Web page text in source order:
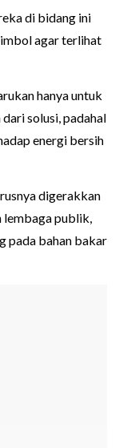
di bidang ini
agar terlihat
hanya untuk
solusi, padahal
energi bersih
digerakkan
lembaga publik,
pada bahan bakar